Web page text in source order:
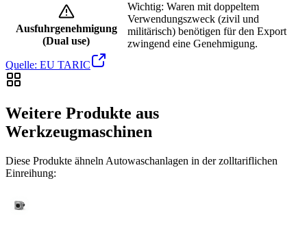
Ausfuhrgenehmigung
(Dual use)
Wichtig: Waren mit doppeltem
Verwendungszweck (zivil und
militärisch) benötigen für den Export
zwingend eine Genehmigung.
Quelle: EU TARIC
Weitere Produkte aus
Werkzeugmaschinen
Diese Produkte ähneln Autowaschanlagen in der zolltariflichen
Einreihung: